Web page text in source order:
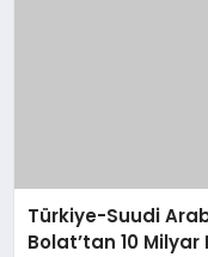
Türkiye-Suudi
Bolat’tan 10 Milyar